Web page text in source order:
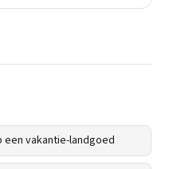
een vakantie-landgoed